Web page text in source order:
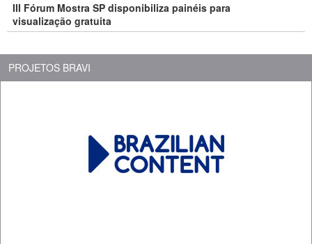
III Fórum Mostra SP disponibiliza painéis para
visualização gratuita
PROJETOS BRAVI